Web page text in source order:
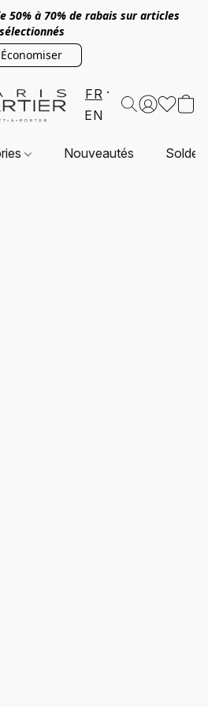
50% à 70% de rabais sur articles
sélectionnés
Économiser
FR
EN
Nouveautés Soldes